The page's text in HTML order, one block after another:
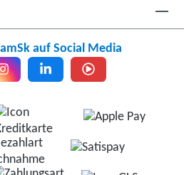
auf Social Media